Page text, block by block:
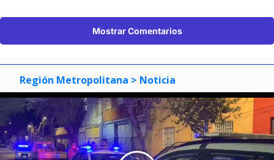
Mostrar Comentarios
Región Metropolitana > Noticia